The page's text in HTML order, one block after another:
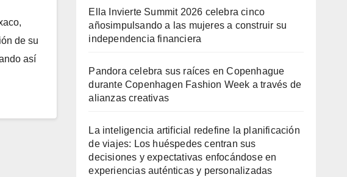
de su
así
Ella Invierte Summit 2026 celebra cinco
añosimpulsando a las mujeres a construir su
independencia financiera
Pandora celebra sus raíces en Copenhague
durante Copenhagen Fashion Week a través de
alianzas creativas
La inteligencia artificial redefine la planificación
de viajes: Los huéspedes centran sus
decisiones y expectativas enfocándose en
experiencias auténticas y personalizadas